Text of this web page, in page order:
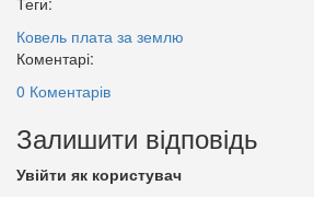
Ковель плата за землю
Коментарі:
0 Коментарів
Залишити відповідь
Увійти як користувач